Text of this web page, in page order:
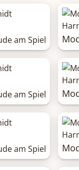
am Spiel
am Spiel
am Spiel